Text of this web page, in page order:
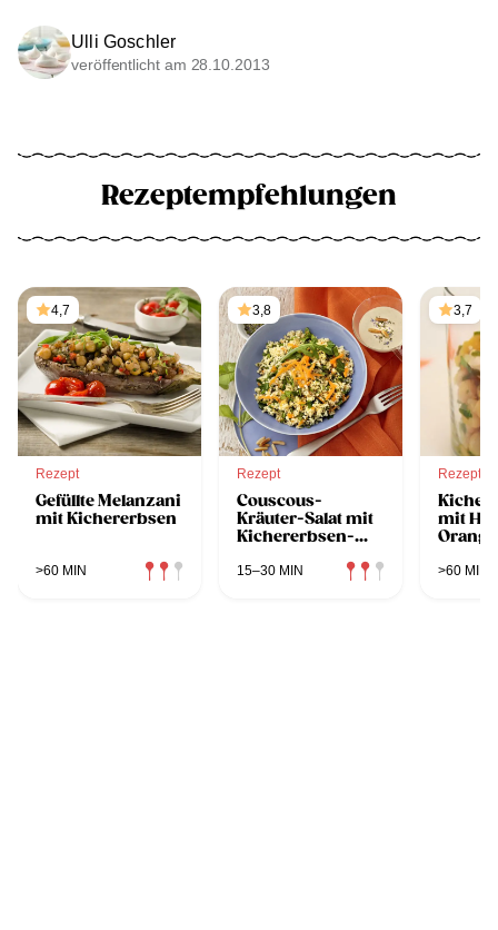
Ulli Goschler
veröffentlicht am 28.10.2013
Rezeptempfehlungen
4,7
Rezept
Gefüllte Melanzani
mit Kichererbsen
>60 MIN
3,8
Rezept
Couscous-
Kräuter-Salat mit
Kichererbsen-
15–30 MIN
3,7
Rezept
mit
>60 MIN